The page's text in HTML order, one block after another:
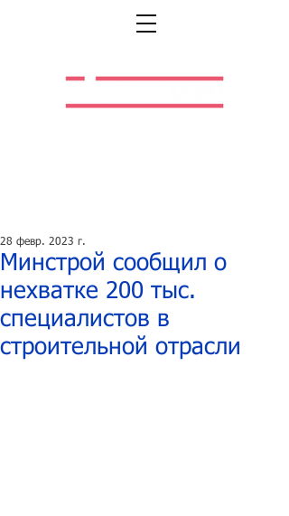
Минстрой сообщил о
нехватке 200 тыс.
специалистов в
строительной отрасли
28 февр. 2023 г.